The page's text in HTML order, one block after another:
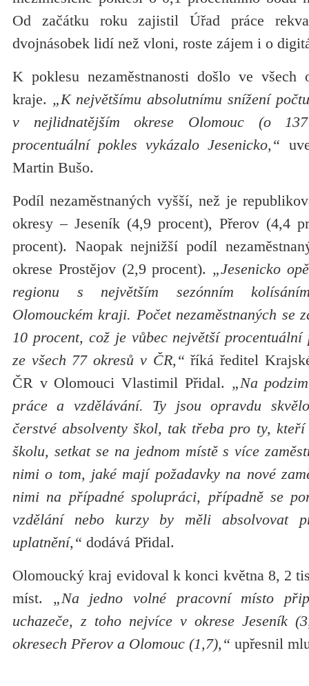
Od začátku roku zajistil Úřad práce
dvojnásobek lidí než vloni, roste zájem i o
K poklesu nezaměstnanosti došlo ve všech
kraje. „K největšímu absolutnímu snížení
v nejlidnatějším okrese Olomouc (o
procentuální pokles vykázalo Jesenicko,“
Martin Bušo.
Podíl nezaměstnaných vyšší, než je
okresy – Jeseník (4,9 procent), Přerov (4,4
procent). Naopak nejnižší podíl
okrese Prostějov (2,9 procent). „Jesenicko
regionu s největším sezónním
Olomouckém kraji. Počet nezaměstnaných se
10 procent, což je vůbec největší procentuální
ze všech 77 okresů v ČR,“ říká ředitel
ČR v Olomouci Vlastimil Přidal. „Na
práce a vzdělávání. Ty jsou opravdu
čerstvé absolventy škol, tak třeba pro ty,
školu, setkat se na jednom místě s více
nimi o tom, jaké mají požadavky na nové
nimi na případné spolupráci, případně se
vzdělání nebo kurzy by měli absolvovat
uplatnění,“ dodává Přidal.
Olomoucký kraj evidoval k konci května 8, 2
míst. „Na jedno volné pracovní místo
uchazeče, z toho nejvíce v okrese Jeseník
okresech Přerov a Olomouc (1,7),“ upřesnil